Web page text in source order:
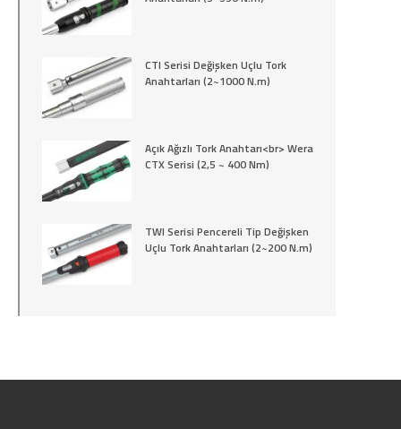
CTI Serisi Değişken Uçlu Tork
Anahtarları (2~1000 N.m)
Açık Ağızlı Tork Anahtarı<br> Wera
CTX Serisi (2,5 ~ 400 Nm)
TWI Serisi Pencereli Tip Değişken
Uçlu Tork Anahtarları (2~200 N.m)